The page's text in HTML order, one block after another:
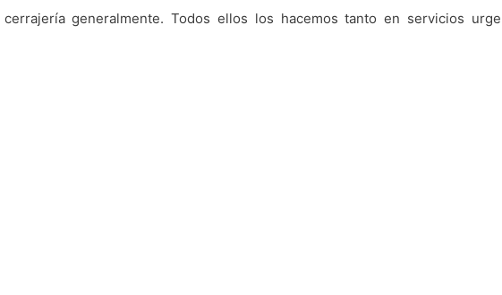
generalmente. Todos ellos los hacemos tanto en servicios